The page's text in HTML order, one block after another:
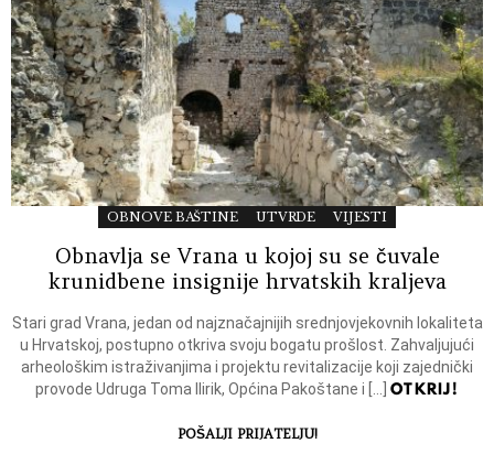
OBNOVE BAŠTINE UTVRDE VIJESTI
Obnavlja se Vrana u kojoj su se čuvale
krunidbene insignije hrvatskih kraljeva
Stari grad Vrana, jedan od najznačajnijih srednjovjekovnih lokaliteta
u Hrvatskoj, postupno otkriva svoju bogatu prošlost. Zahvaljujući
arheološkim istraživanjima i projektu revitalizacije koji zajednički
provode Udruga Toma Ilirik, Općina Pakoštane i […] OTKRIJ!
POŠALJI PRIJATELJU!